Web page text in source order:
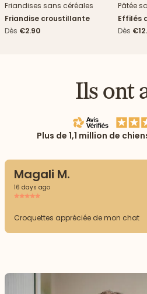
Friandises sans céréales
Friandise croustillante
Dès €2.90
Pâtée
Effilés
Dès
Ils ont
Plus de 1,1 million de
Magali M.
16 days ago
Croquettes appréciée de mon chat